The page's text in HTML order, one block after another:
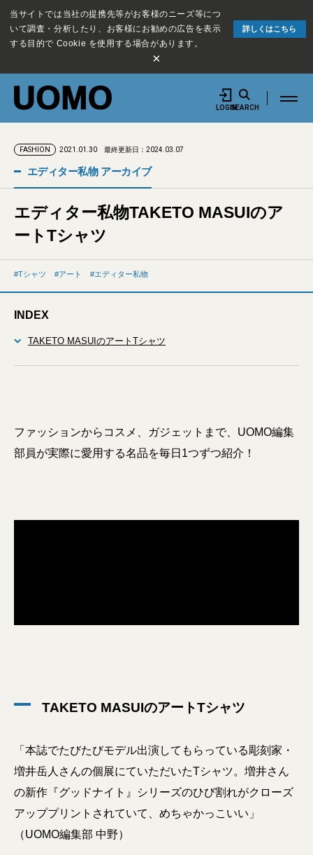
当サイトでは当社の提携先等がお客様のニーズ等につ
いて調査・分析したり、お客様にお勧めの広告を表示
する目的で Cookie を使用する場合があります。
詳しくはこちら
×
LOGINSEARCH
FASHION 2021.01.30 最終更新日：2024.03.07
エディター私物 アーカイブ
エディター私物TAKETO MASUIのア
ートTシャツ
Tシャツ アート エディター私物
INDEX
TAKETO MASUIのアートTシャツ
ファッションからコスメ、ガジェットまで、UOMO編集
部員が実際に愛用する名品を毎日1つずつ紹介！
TAKETO MASUIのアートTシャツ
「本誌でたびたびモデル出演してもらっている彫刻家・
増井岳人さんの個展にていただいたTシャツ。増井さん
の新作『グッドナイト』シリーズのひび割れがクローズ
アッププリントされていて、めちゃかっこいい」
（UOMO編集部 中野）